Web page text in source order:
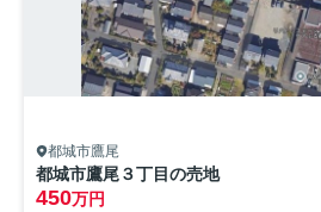
都城市鷹尾
都城市鷹尾３丁目の売地
450万円